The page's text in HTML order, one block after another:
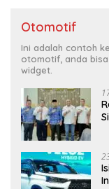
Otomotif
Ini adalah contoh
otomotif, anda
widget.